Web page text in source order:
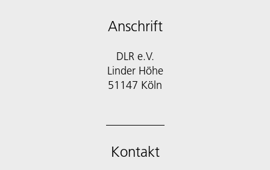
Anschrift
DLR e.V.
Linder Höhe
51147 Köln
Kontakt